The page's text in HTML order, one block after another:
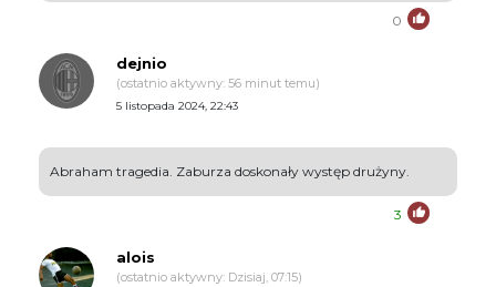
0
dejnio
(ostatnio aktywny: 56 minut temu)
5 listopada 2024, 22:43
Abraham tragedia. Zaburza doskonały występ drużyny.
3
alois
(ostatnio aktywny: Dzisiaj, 07:15)